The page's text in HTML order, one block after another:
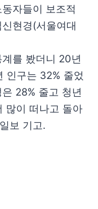
자들이 보조적
현경(서울여대
를 봤더니 20년
인구는 32% 줄었
28% 줄고 청년
많이 떠나고 돌아
보 기고.